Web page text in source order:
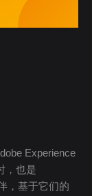
Experience
，也是
，基于它们的